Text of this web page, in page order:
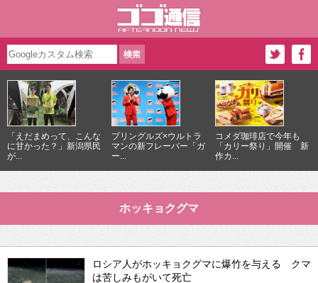
「えだまめって、こんな
に甘かった？」新潟県民
が...
プリングルズ×ウルトラ
マンの新フレーバー「ガ
ー...
コメダ珈琲店で今年も
「カリー祭り」開催 新
作カ...
ホッキョクグマ
ロシア人がホッキョクグマに爆竹を与える クマ
は苦しみもがいて死亡